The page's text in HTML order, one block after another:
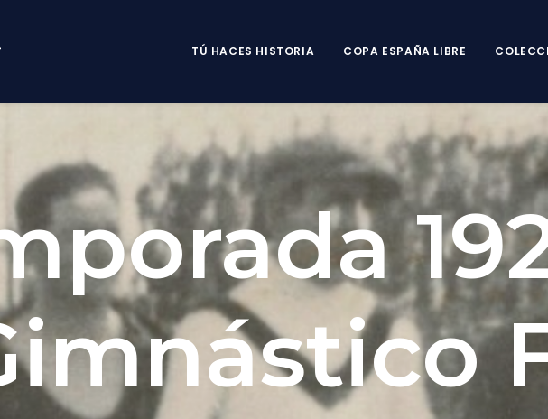
TÚ HACES HISTORIA COPA ESPAÑA LIBRE